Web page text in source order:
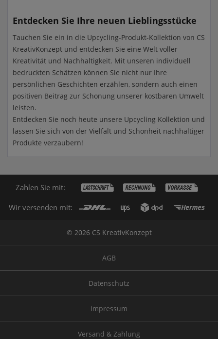
Entdecken Sie Ihre neuen Lieblingsstücke
Tauchen Sie ein in die Upcycling-Produkt-Kollektion von CS
KreativKonzept und entdecken Sie eine Welt voller
Kreativität und Nachhaltigkeit. Mit unseren individuell
bedruckten Schätzen können Sie nicht nur Ihre
persönlichen Geschichten erzählen, sondern auch einen
positiven Beitrag zur Schonung unserer kostbaren Umwelt
leisten.
Entdecken Sie noch heute unsere Upcycling Kollektion und
lassen Sie sich von der Vielfalt und Schönheit nachhaltiger
Produkte verzaubern!
Zahlen Sie mit:
Wir versenden mit:
© 2026 CS KreativKonzept
AGB
Datenschutz
Impressum
Versand & Zahlung